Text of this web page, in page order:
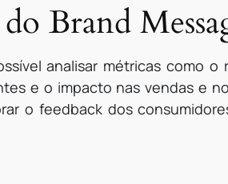
Brand
analisar métricas como
e o impacto nas vendas e
o feedback dos